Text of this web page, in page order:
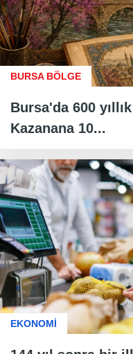
BURSA BÖLGE
Bursa'da 600
Kazanana 10...
EKONOMİ